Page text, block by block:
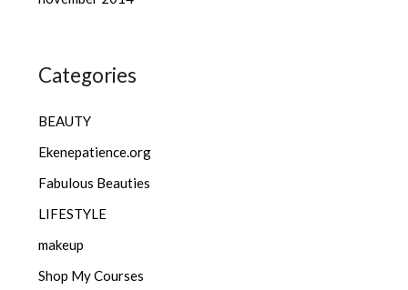
Categories
BEAUTY
Ekenepatience.org
Fabulous Beauties
LIFESTYLE
makeup
Shop My Courses